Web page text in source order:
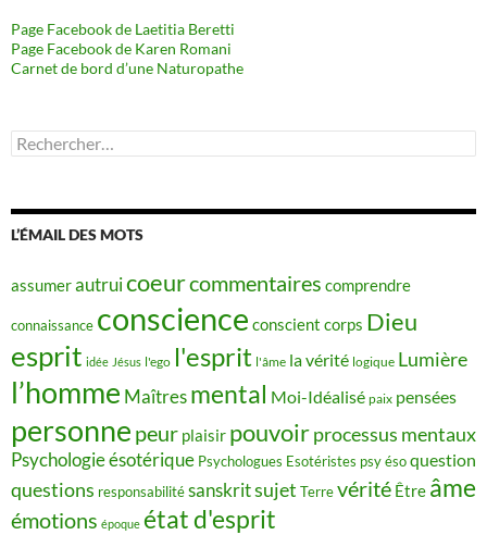
Page Facebook de Laetitia Beretti
Page Facebook de Karen Romani
Carnet de bord d’une Naturopathe
Rechercher :
L’ÉMAIL DES MOTS
assumerautruicoeurcommentaires comprendre
connaissance conscience conscient corps Dieu
esprit idée Jésus l'ego l'esprit l'âme la vérité logique Lumière
l’homme Maîtres mental Moi-Idéalisé paix pensées
personne peur plaisir pouvoirprocessus mentaux
Psychologie ésotérique Psychologues Esotéristes psy ésoquestion
questions responsabilitésanskritsujet Terrevérité Être âme
émotions époque état d'esprit